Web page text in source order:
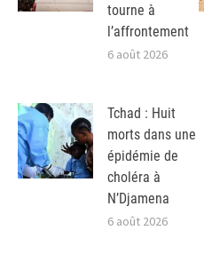
tourne à
l’affrontement
6 août 2026
Tchad : Huit
morts dans une
épidémie de
choléra à
N’Djamena
6 août 2026